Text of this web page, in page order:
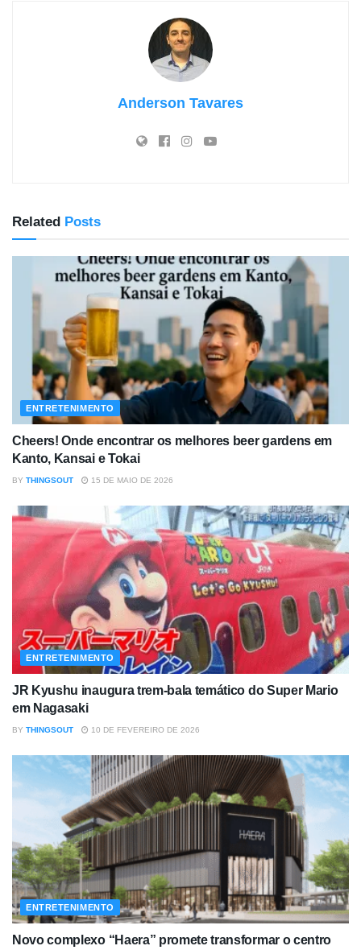
Anderson Tavares
Related Posts
ENTRETENIMENTO
Cheers! Onde encontrar os melhores beer gardens em
Kanto, Kansai e Tokai
BY THINGSOUT 15 DE MAIO DE 2026
ENTRETENIMENTO
JR Kyushu inaugura trem-bala temático do Super Mario
em Nagasaki
BY THINGSOUT 10 DE FEVEREIRO DE 2026
ENTRETENIMENTO
Novo complexo “Haera” promete transformar o centro